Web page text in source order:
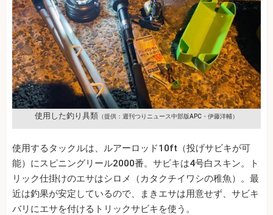
使用した釣り具類 （提供：週刊つりニュース中部版APC・伊藤洋輔）
使用するタックルは、ルアーロッド10ft（投げサビキが可
能）にスピニングリール2000番。サビキは4号白スキン。ト
リック仕掛けのエサはシロメ（カタクチイワシの稚魚）。最
近は釣果が安定しているので、まきエサは用意せず、サビキ
バリにエサを付けるトリックサビキを使う。